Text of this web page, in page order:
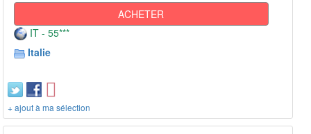
ACHETER
IT - 55***
Italie
+ ajout à ma sélection